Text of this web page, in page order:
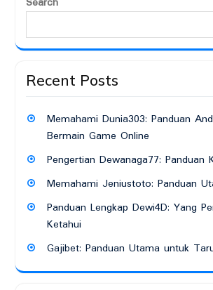
Recent Posts
Memahami Dunia303: Panduan
Bermain Game Online
Pengertian Dewanaga77: Panduan
Memahami Jeniustoto: Panduan
Panduan Lengkap Dewi4D: Yang
Ketahui
Gajibet: Panduan Utama untuk